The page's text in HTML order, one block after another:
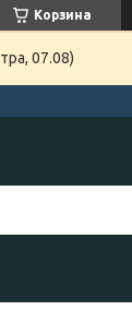
Корзина
07.08)